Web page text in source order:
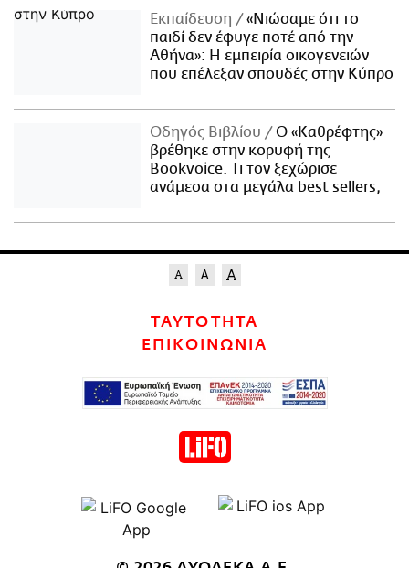
Εκπαίδευση
«Νιώσαμε ότι το
παιδί δεν έφυγε ποτέ από την
Αθήνα»: Η εμπειρία οικογενειών
που επέλεξαν σπουδές στην Κύπρο
Οδηγός Βιβλίου
Ο «Καθρέφτης»
βρέθηκε στην κορυφή της
Bookvoice. Τι τον ξεχώρισε
ανάμεσα στα μεγάλα best sellers;
ΤΑΥΤΟΤΗΤΑ
ΕΠΙΚΟΙΝΩΝΙΑ